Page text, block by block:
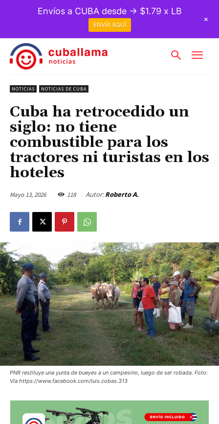
NOTICIAS NOTICIAS DE CUBA
Cuba ha retrocedido un
siglo: no tiene
combustible para los
tractores ni turistas en los
hoteles
Mayo 13, 2026 118 Autor: Roberto A.
PNR restituye una yunta de bueyes a un campesino, luego de ser robada. Foto:
Vía https://www.facebook.com/luis.cobas.313
Envíos a CUBA desde → $1.79 x LB
ENVÍA AQUÍ
+